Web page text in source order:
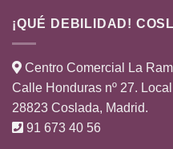
¡QUÉ DEBILIDAD!
Centro Comercial La
Calle Honduras nº 27.
28823 Coslada, Madrid.
91 673 40 56